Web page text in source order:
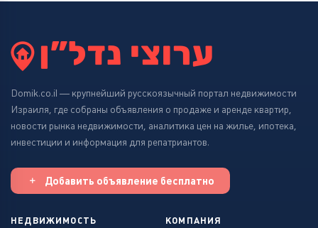
Domik.co.il — крупнейший русскоязычный портал недвижимости
Израиля, где собраны объявления о продаже и аренде квартир,
новости рынка недвижимости, аналитика цен на жилье, ипотека,
инвестиции и информация для репатриантов.
Добавить объявление бесплатно
НЕДВИЖИМОСТЬ КОМПАНИЯ